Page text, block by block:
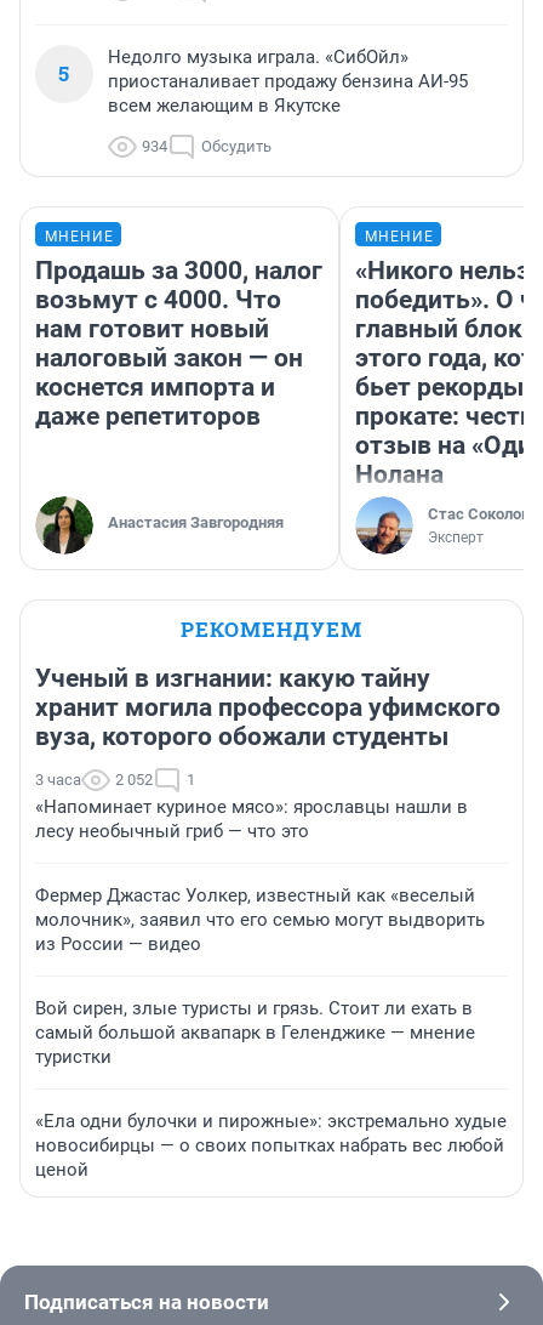
5
Недолго музыка играла. «СибОйл»
приостаналивает продажу бензина АИ-95
всем желающим в Якутске
934 Обсудить
МНЕНИЕ
Продашь за 3000, налог
возьмут с 4000. Что
нам готовит новый
налоговый закон — он
коснется импорта и
даже репетиторов
Анастасия Завгородняя
МНЕНИЕ
«Никого нельзя
победить». О
главный
этого года,
бьет рекорды в
прокате:
отзыв на
Нолана
Стас Соколов
Эксперт
РЕКОМЕНДУЕМ
Ученый в изгнании: какую тайну
хранит могила профессора уфимского
вуза, которого обожали студенты
3 часа 2 052 1
«Напоминает куриное мясо»: ярославцы нашли в
лесу необычный гриб — что это
Фермер Джастас Уолкер, известный как «веселый
молочник», заявил что его семью могут выдворить
из России — видео
Вой сирен, злые туристы и грязь. Стоит ли ехать в
самый большой аквапарк в Геленджике — мнение
туристки
«Ела одни булочки и пирожные»: экстремально худые
новосибирцы — о своих попытках набрать вес любой
ценой
Подписаться на новости